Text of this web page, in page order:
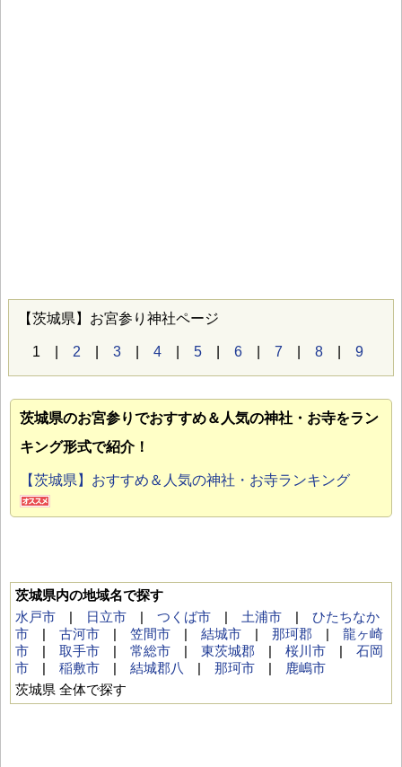
【茨城県】お宮参り神社ページ
1 | 2 3 4 5 6 7 8 9
茨城県のお宮参りでおすすめ＆人気の神社・お寺をラン
キング形式で紹介！
【茨城県】おすすめ＆人気の神社・お寺ランキング
茨城県内の地域名で探す
水戸市 | 日立市 | つくば市 | 土浦市 | ひたちなか
市 | 古河市 | 笠間市 | 結城市 | 那珂郡 | 龍ヶ崎
市 | 取手市 | 常総市 | 東茨城郡 | 桜川市 | 石岡
市 | 稲敷市 | 結城郡八 | 那珂市 |
鹿嶋市
茨城県 全体で探す